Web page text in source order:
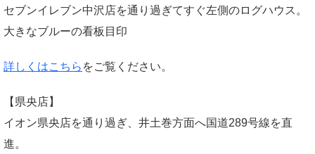
セブンイレブン中沢店を通り過ぎてすぐ左側のログハウス。
大きなブルーの看板目印
詳しくはこちら をご覧ください。
【県央店】
イオン県央店を通り過ぎ、井土巻方面へ国道289号線を直
進。